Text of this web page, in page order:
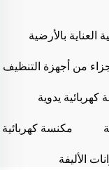
العناية بالأرضية
من أجهزة التنظيف
يدوية
مكنسة كهربائية
الأليفة